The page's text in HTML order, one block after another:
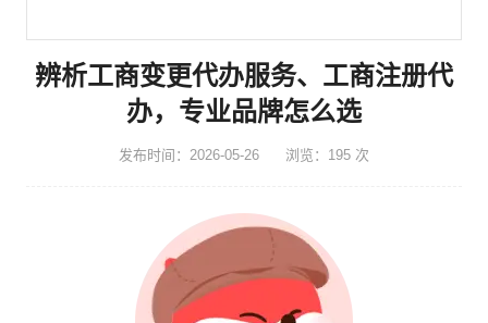
辨析工商变更代办服务、工商注册代
办，专业品牌怎么选
发布时间：2026-05-26 浏览：195 次